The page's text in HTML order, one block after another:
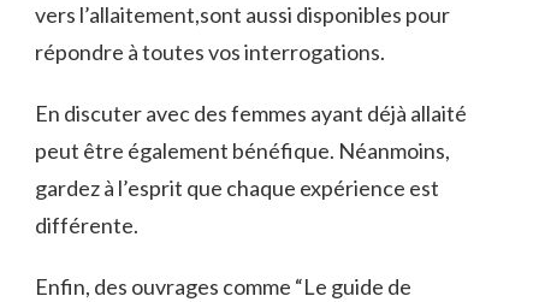
vers l’allaitement,sont aussi disponibles pour
répondre à toutes vos interrogations.
En discuter avec des femmes ayant déjà allaité
peut être également bénéfique. Néanmoins,
gardez à l’esprit que chaque expérience est
différente.
Enfin, des ouvrages comme “Le guide de